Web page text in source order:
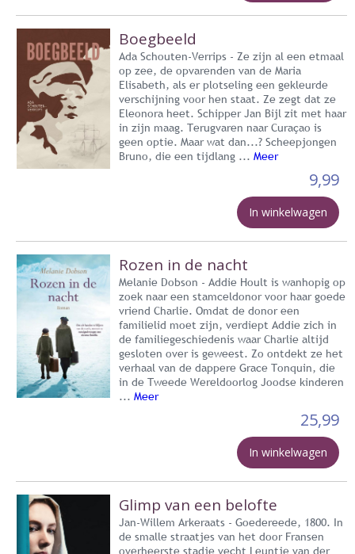
Boegbeeld
Ada Schouten-Verrips - Ze zijn al een etmaal
op zee, de opvarenden van de Maria
Elisabeth, als er plotseling een gekleurde
verschijning voor hen staat. Ze zegt dat ze
Eleonora heet. Schipper Jan Bijl zit met haar
in zijn maag. Terugvaren naar Curaçao is
geen optie. Maar wat dan...? Scheepjongen
Bruno, die een tijdlang ... Meer
9,99
In winkelwagen
Rozen in de nacht
Melanie Dobson - Addie Hoult is wanhopig op
zoek naar een stamceldonor voor haar goede
vriend Charlie. Omdat de donor een
familielid moet zijn, verdiept Addie zich in
de familiegeschiedenis waar Charlie altijd
gesloten over is geweest. Zo ontdekt ze het
verhaal van de dappere Grace Tonquin, die
in de Tweede Wereldoorlog Joodse kinderen
... Meer
25,99
In winkelwagen
Glimp van een belofte
Jan-Willem Arkeraats - Goedereede, 1800. In
de smalle straatjes van het door Fransen
overheerste stadje vecht Leuntje van der